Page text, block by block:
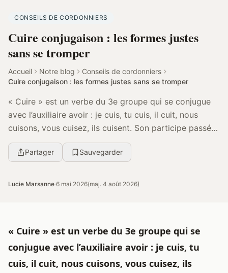
CONSEILS DE CORDONNIERS
Cuire conjugaison : les formes justes
sans se tromper
Accueil Notre blog
Conseils de cordonniers
Cuire conjugaison : les formes justes sans se tromper
« Cuire » est un verbe du 3e groupe qui se conjugue
avec l’auxiliaire avoir : je cuis, tu cuis, il cuit, nous
cuisons, vous cuisez, ils cuisent. Son participe passé
est « cuit », avec accord possible ...
Partager Sauvegarder
Lucie Marsanne·6 mai 2026(maj. 4 août 2026)
« Cuire » est un verbe du 3e groupe qui se
conjugue avec l’auxiliaire avoir : je cuis, tu
cuis, il cuit, nous cuisons, vous cuisez, ils